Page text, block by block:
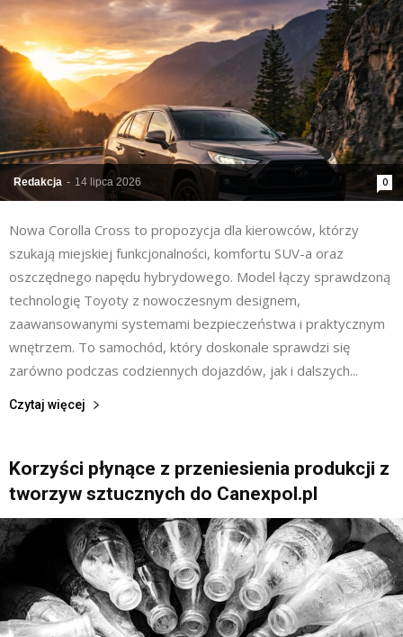
Redakcja - 14 lipca 2026 0
Nowa Corolla Cross to propozycja dla kierowców, którzy
szukają miejskiej funkcjonalności, komfortu SUV-a oraz
oszczędnego napędu hybrydowego. Model łączy sprawdzoną
technologię Toyoty z nowoczesnym designem,
zaawansowanymi systemami bezpieczeństwa i praktycznym
wnętrzem. To samochód, który doskonale sprawdzi się
zarówno podczas codziennych dojazdów, jak i dalszych...
Czytaj więcej
Korzyści płynące z przeniesienia produkcji z
tworzyw sztucznych do Canexpol.pl